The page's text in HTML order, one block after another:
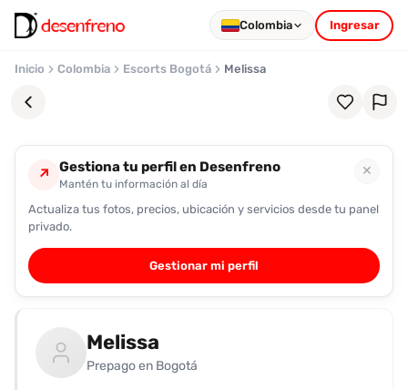
Colombia Ingresar
Inicio Colombia Escorts Bogotá Melissa
Favoritos
Pronto
podrás
registrarte
guardar
favoritas
↗ Gestiona tu perfil en Desenfreno
Mantén tu información al día
✕
Actualiza tus fotos, precios, ubicación y servicios desde tu panel
privado.
Gestionar mi perfil
Melissa
Prepago en Bogotá